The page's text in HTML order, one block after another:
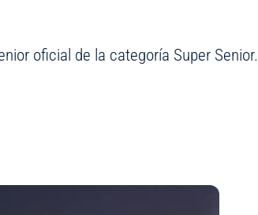
oficial de la categoría Super Senior.